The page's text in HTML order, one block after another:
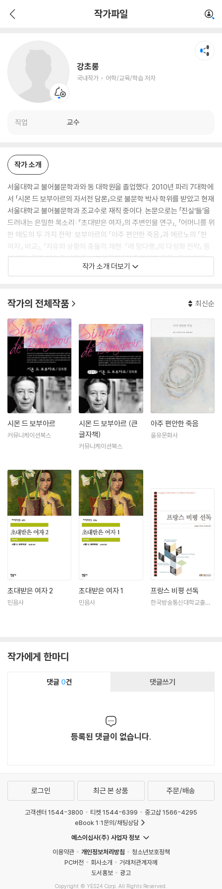
작가파일
강초롱
국내작가 어학/교육/학습 저자
직업 교수
어학/교육/학습 저자
작가 소개
서울대학교 불어불문학과와 동 대학원을 졸업했다. 2010년 파리 7대학에
서 「시몬 드 보부아르의 자서전 담론」으로 불문학 박사 학위를 받았고 현재
서울대학교 불어불문학과 조교수로 재직 중이다. 논문으로는 「진실‘들’을
드러내는 은밀한 목소리: 『초대받은 여자』의 주변인물 연구」, 「어머니를 위
한 애도의 두 가지 전략: 보부아르의 『아주 편안한 죽음』과 에르노의 『한
여자』 비교」, 「자유와 상황의 충돌의 재현: 『레 망다랭』의 다성화 전략」 등
이 있다. 옮긴 책으로 시몬 드 보부아르의 『아주 편안한 죽음』 등이 있다.
작가 소개 더보기
작가의 전체작품 최신순
시몬 드 보부아르
커뮤니케이션북스
시몬 드 보부아르 (큰
글자책)
커뮤니케이션북스
아주 편안한 죽음
을유문화사
초대받은 여자 2
민음사
초대받은 여자 1
민음사
프랑스 비평 선독
한국방송통신대학교출판
작가에게 한마디
댓글 0건 댓글쓰기
등록된 댓글이 없습니다.
로그인 최근 본 상품 주문/배송
고객센터 1544-3800 티켓 1544-6399
중고샵 1566-4295
eBook 1:1문의/채팅상담
예스이십사(주) 사업자 정보
이용약관
개인정보처리방침
청소년보호정책
PC버전
회사소개
거래처관계자께
도서홍보
광고
Copyright © YES24 Corp. All Rights Reserved.